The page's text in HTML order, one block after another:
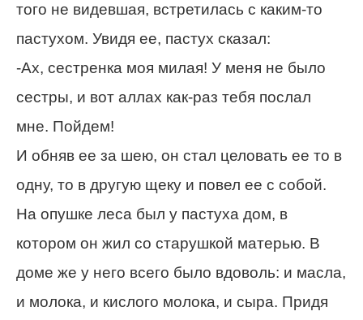
того не видевшая, встретилась с каким-то
пастухом. Увидя ее, пастух сказал:
-Ах, сестренка моя милая! У меня не было
сестры, и вот аллах как-раз тебя послал
мне. Пойдем!
И обняв ее за шею, он стал целовать ее то в
одну, то в другую щеку и повел ее с собой.
На опушке леса был у пастуха дом, в
котором он жил со старушкой матерью. В
доме же у него всего было вдоволь: и масла,
и молока, и кислого молока, и сыра. Придя